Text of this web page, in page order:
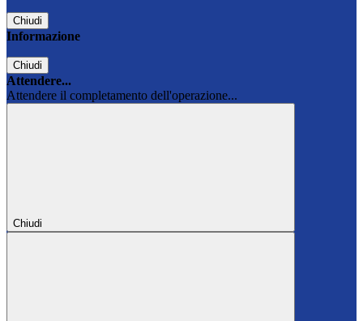
Chiudi
Informazione
Chiudi
Attendere...
Attendere il completamento dell'operazione...
Chiudi